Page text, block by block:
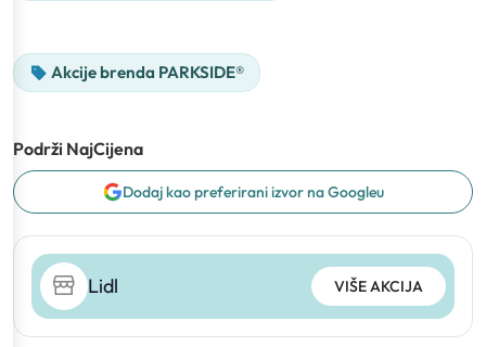
Akcije brenda PARKSIDE®
Podrži NajCijena
Dodaj kao preferirani izvor na Googleu
Lidl VIŠE AKCIJA